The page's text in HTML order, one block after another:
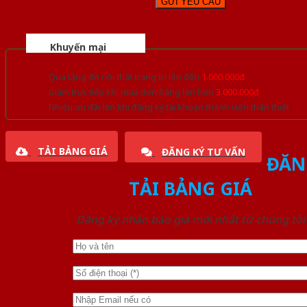
Khuyến mại
Quà tặng đồ nội thất trang trí lên đến 1.000.000đ
Giảm trực tiếp khi mua đơn hàng lớn hơn 3.000.000đ
Nhiều ưu đãi lớn khi đăng ký tài khoản thành viên thân thiết
TẢI BẢNG GIÁ ĐĂNG KÝ TƯ VẤN
TẢI BẢNG GIÁ
Đăng ký nhận báo giá mới nhất từ chúng tôi